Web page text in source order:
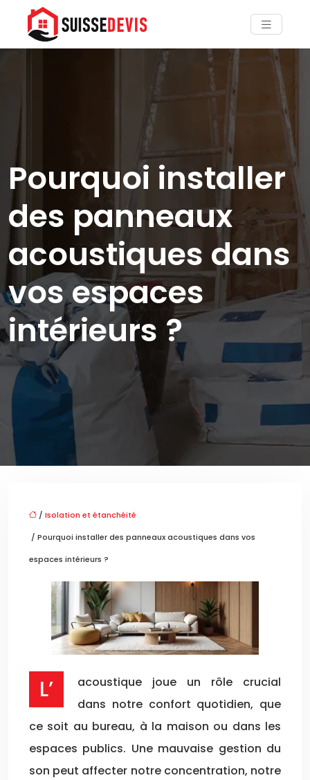
Pourquoi installer
des panneaux
acoustiques dans
vos espaces
intérieurs ?
/ Isolation et étanchéité
/ Pourquoi installer des panneaux acoustiques dans vos
espaces intérieurs ?
L’acoustique joue un rôle crucial
dans notre confort quotidien, que
ce soit au bureau, à la maison ou dans les
espaces publics. Une mauvaise gestion du
son peut affecter notre concentration, notre